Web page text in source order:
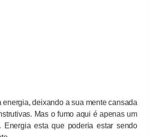
deixando a sua mente cansada
Mas o fumo aqui é apenas um
esta que poderia estar sendo